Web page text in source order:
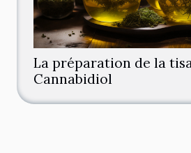
La préparation de la
Cannabidiol